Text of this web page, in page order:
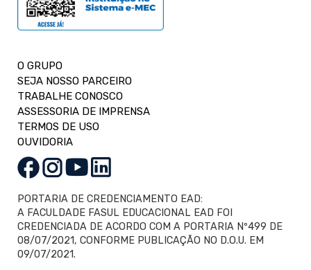
O GRUPO
SEJA NOSSO PARCEIRO
TRABALHE CONOSCO
ASSESSORIA DE IMPRENSA
TERMOS DE USO
OUVIDORIA
PORTARIA DE CREDENCIAMENTO EAD:
A FACULDADE FASUL EDUCACIONAL EAD FOI
CREDENCIADA DE ACORDO COM A PORTARIA Nº499 DE
08/07/2021, CONFORME PUBLICAÇÃO NO D.O.U. EM
09/07/2021.